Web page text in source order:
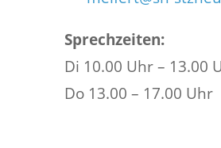
Sprechzeiten:
Di 10.00 Uhr – 13.00
Do 13.00 – 17.00 Uhr